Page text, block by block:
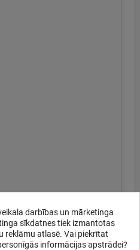
darbības un mārketinga
sīkdatnes tiek izmantotas
reklāmu atlasē. Vai piekrītat
informācijas apstrādei?